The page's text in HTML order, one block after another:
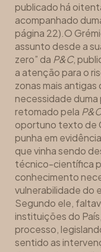
publicado há
acompanhado
página 22).O
assunto desde a
zero” da P&C,
a atenção para o
zonas mais
necessidade
retomado pela P&C
oportuno texto de
punha em
que vinha sendo
técnico-científica
conhecimento
vulnerabilidade do
Segundo ele,
instituições do
processo,
sentido as